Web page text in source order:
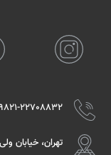
22708832+
تهران، خیابان